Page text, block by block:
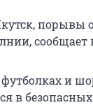
сообщает
и
в безопасных